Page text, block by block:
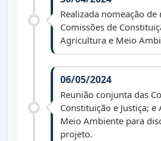
Realizada nomeação
Comissões de
Agricultura e Meio
06/05/2024
Reunião conjunta das
Constituição e Justiça;
Meio Ambiente para
projeto.